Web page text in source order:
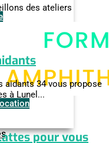
des ateliers
aidants 34 vous propose
à Lunel...
pour vous